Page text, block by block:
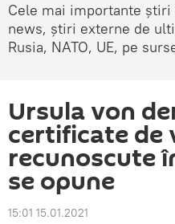
Cele mai importante
news, știri externe de
Rusia, NATO, UE, pe
Ursula von
certificate de
recunoscute
se opune
15:01 15.01.2021